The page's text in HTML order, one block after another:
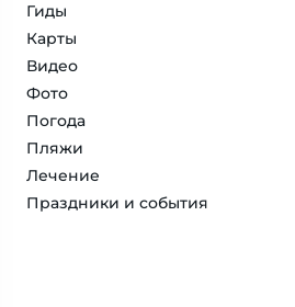
Гиды
Карты
Видео
Фото
Погода
Пляжи
Лечение
Праздники и события